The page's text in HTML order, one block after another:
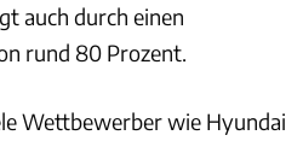
auch durch einen
rund 80 Prozent.
Wettbewerber wie Hyundai